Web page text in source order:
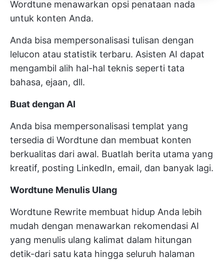
Wordtune menawarkan opsi penataan nada
untuk konten Anda.
Anda bisa mempersonalisasi tulisan dengan
lelucon atau statistik terbaru. Asisten AI dapat
mengambil alih hal-hal teknis seperti tata
bahasa, ejaan, dll.
Buat dengan AI
Anda bisa mempersonalisasi templat yang
tersedia di Wordtune dan membuat konten
berkualitas dari awal. Buatlah berita utama yang
kreatif, posting LinkedIn, email, dan banyak lagi.
Wordtune Menulis Ulang
Wordtune Rewrite membuat hidup Anda lebih
mudah dengan menawarkan rekomendasi AI
yang menulis ulang kalimat dalam hitungan
detik-dari satu kata hingga seluruh halaman